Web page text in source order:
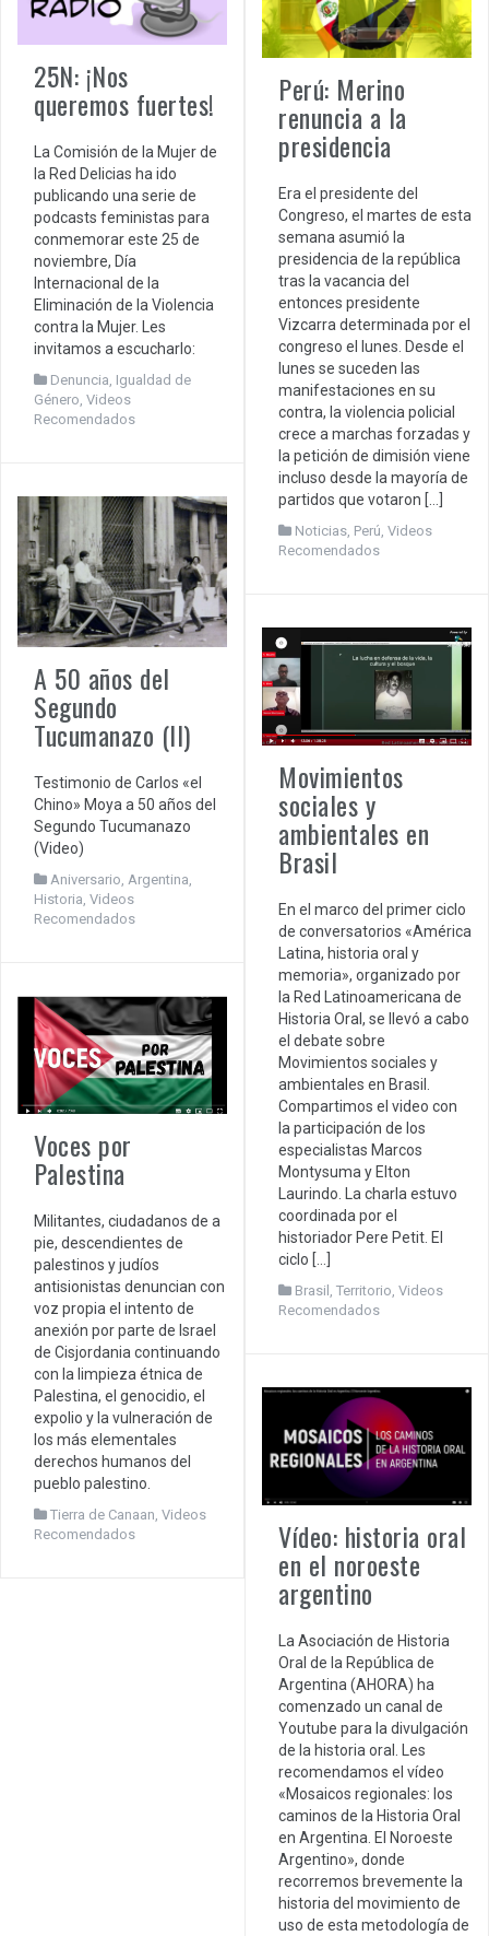
25N: ¡Nos
queremos fuertes!
La Comisión de la Mujer de
la Red Delicias ha ido
publicando una serie de
podcasts feministas para
conmemorar este 25 de
noviembre, Día
Internacional de la
Eliminación de la Violencia
contra la Mujer. Les
invitamos a escucharlo:
Denuncia Igualdad de
Género Videos
Recomendados
Perú: Merino
renuncia a la
presidencia
Era el presidente del
Congreso, el martes de esta
semana asumió la
presidencia de la república
tras la vacancia del
entonces presidente
Vizcarra determinada por el
congreso el lunes. Desde el
lunes se suceden las
manifestaciones en su
contra, la violencia policial
crece a marchas forzadas y
la petición de dimisión viene
incluso desde la mayoría de
partidos que votaron […]
Noticias, Perú, Videos
Recomendados
A 50 años del
Segundo
Tucumanazo (II)
Testimonio de Carlos «el
Chino» Moya a 50 años del
Segundo Tucumanazo
(Video)
Aniversario, Argentina,
Historia, Videos
Recomendados
Movimientos
sociales y
ambientales en
Brasil
En el marco del primer ciclo
de conversatorios «América
Latina, historia oral y
memoria», organizado por
la Red Latinoamericana de
Historia Oral, se llevó a cabo
el debate sobre
Movimientos sociales y
ambientales en Brasil.
Compartimos el video con
la participación de los
especialistas Marcos
Montysuma y Elton
Laurindo. La charla estuvo
coordinada por el
historiador Pere Petit. El
ciclo […]
Brasil , Territorio, Videos
Recomendados
Voces por
Palestina
Militantes, ciudadanos de a
pie, descendientes de
palestinos y judíos
antisionistas denuncian con
voz propia el intento de
anexión por parte de Israel
de Cisjordania continuando
con la limpieza étnica de
Palestina, el genocidio, el
expolio y la vulneración de
los más elementales
derechos humanos del
pueblo palestino.
Tierra de Canaan Videos
Recomendados
Vídeo: historia oral
en el noroeste
argentino
La Asociación de Historia
Oral de la República de
Argentina (AHORA) ha
comenzado un canal de
Youtube para la divulgación
de la historia oral. Les
recomendamos el vídeo
«Mosaicos regionales: los
caminos de la Historia Oral
en Argentina. El Noroeste
Argentino», donde
recorremos brevemente la
historia del movimiento de
uso de esta metodología de